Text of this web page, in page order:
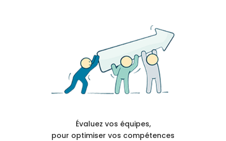
Évaluez vos équipes,
pour optimiser vos compétences